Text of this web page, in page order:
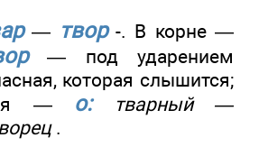
— твор-. В корне —
— под ударением
которая слышится;
— о:тварный —
.